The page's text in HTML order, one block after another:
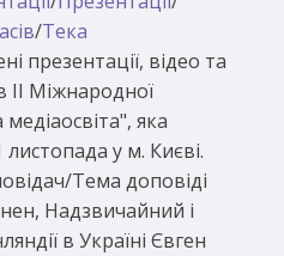
/Тека
презентації, відео та
ІІ Міжнародної
яка
у м. Києві.
Тема доповіді
Надзвичайний і
в Україні Євген